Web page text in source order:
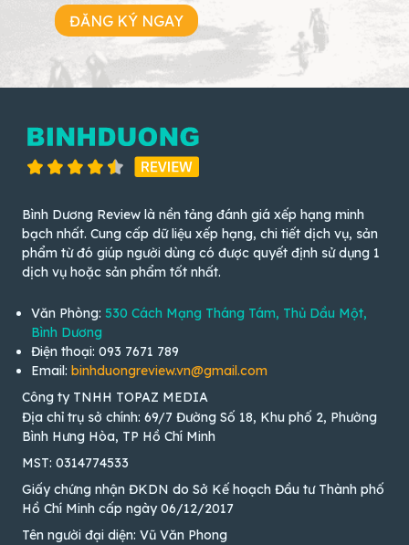
ĐĂNG KÝ NGAY
Bình Dương Review là nền tảng đánh giá xếp hạng minh
bạch nhất. Cung cấp dữ liệu xếp hạng, chi tiết dịch vụ, sản
phẩm từ đó giúp người dùng có được quyết định sử dụng 1
dịch vụ hoặc sản phẩm tốt nhất.
Văn Phòng: 530 Cách Mạng Tháng Tám, Thủ Dầu Một,
Bình Dương
Điện thoại: 093 7671 789
Email: binhduongreview.vn@gmail.com
Công ty TNHH TOPAZ MEDIA
Địa chỉ trụ sở chính: 69/7 Đường Số 18, Khu phố 2, Phường
Bình Hưng Hòa, TP Hồ Chí Minh
MST: 0314774533
Giấy chứng nhận ĐKDN do Sở Kế hoạch Đầu tư Thành phố
Hồ Chí Minh cấp ngày 06/12/2017
Tên người đại diện: Vũ Văn Phong